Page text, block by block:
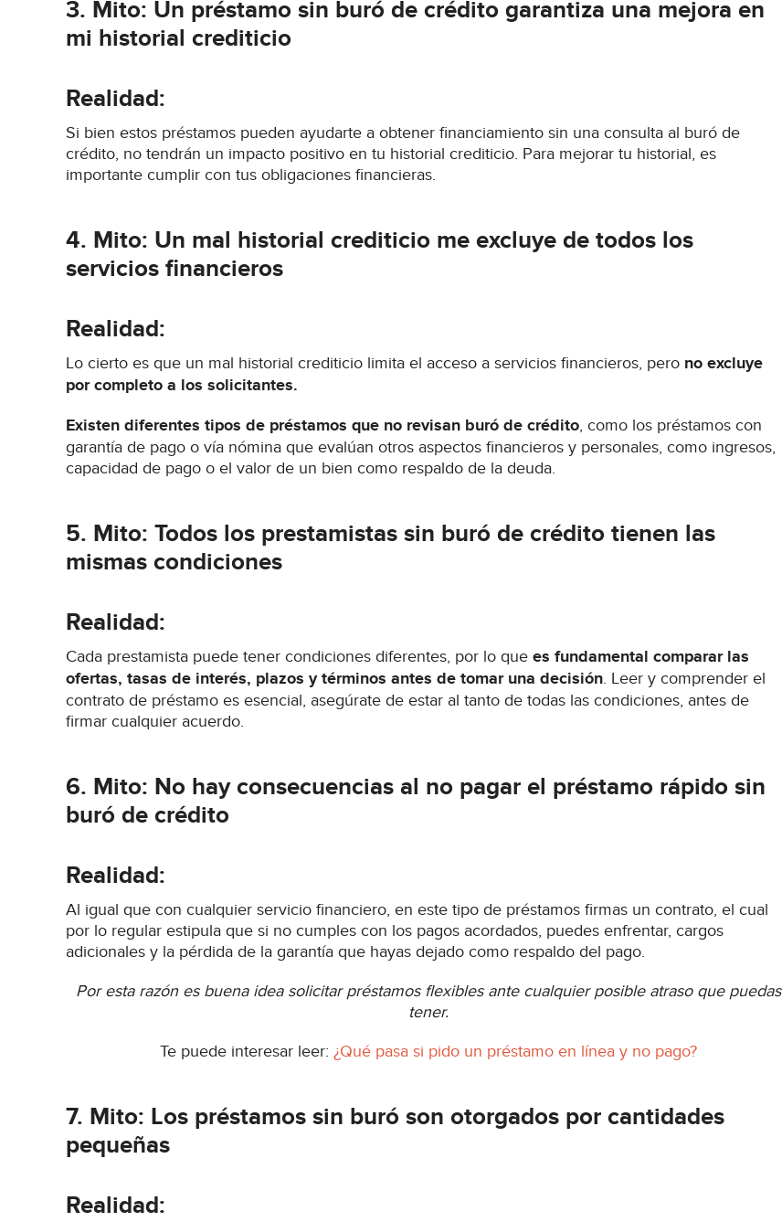
3. Mito: Un préstamo sin buró de crédito garantiza una mejora en
mi historial crediticio
Realidad:
Si bien estos préstamos pueden ayudarte a obtener financiamiento sin una consulta al buró de
crédito, no tendrán un impacto positivo en tu historial crediticio. Para mejorar tu historial, es
importante cumplir con tus obligaciones financieras.
4. Mito: Un mal historial crediticio me excluye de todos los
servicios financieros
Realidad:
Lo cierto es que un mal historial crediticio limita el acceso a servicios financieros, pero no excluye
por completo a los solicitantes.
Existen diferentes tipos de préstamos que no revisan buró de crédito, como los préstamos con
garantía de pago o vía nómina que evalúan otros aspectos financieros y personales, como ingresos,
capacidad de pago o el valor de un bien como respaldo de la deuda.
5. Mito: Todos los prestamistas sin buró de crédito tienen las
mismas condiciones
Realidad:
Cada prestamista puede tener condiciones diferentes, por lo que es fundamental comparar las
ofertas, tasas de interés, plazos y términos antes de tomar una decisión. Leer y comprender el
contrato de préstamo es esencial, asegúrate de estar al tanto de todas las condiciones, antes de
firmar cualquier acuerdo.
6. Mito: No hay consecuencias al no pagar el préstamo rápido sin
buró de crédito
Realidad:
Al igual que con cualquier servicio financiero, en este tipo de préstamos firmas un contrato, el cual
por lo regular estipula que si no cumples con los pagos acordados, puedes enfrentar, cargos
adicionales y la pérdida de la garantía que hayas dejado como respaldo del pago.
Por esta razón es buena idea solicitar préstamos flexibles ante cualquier posible atraso que puedas
tener.
Te puede interesar leer: ¿Qué pasa si pido un préstamo en línea y no pago?
7. Mito: Los préstamos sin buró son otorgados por cantidades
pequeñas
Realidad: